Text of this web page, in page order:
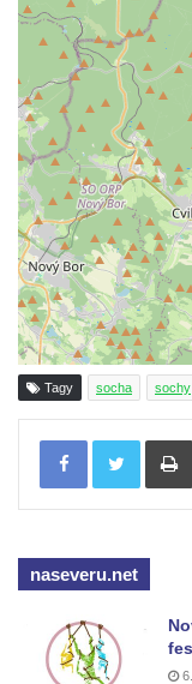
Sadech u
Budějovicích
Sochy brouků u
Budějovicích
Socha svatého
nádvoří kláštera
Budějovicích
Socha svatého
kláštera
Budějovicích
Socha svatého
dominikánů v
dominikánů v
Socha svatého
kláštera
Sousoší Kalvárie
Českých
Tagy socha sochy
naseveru.net